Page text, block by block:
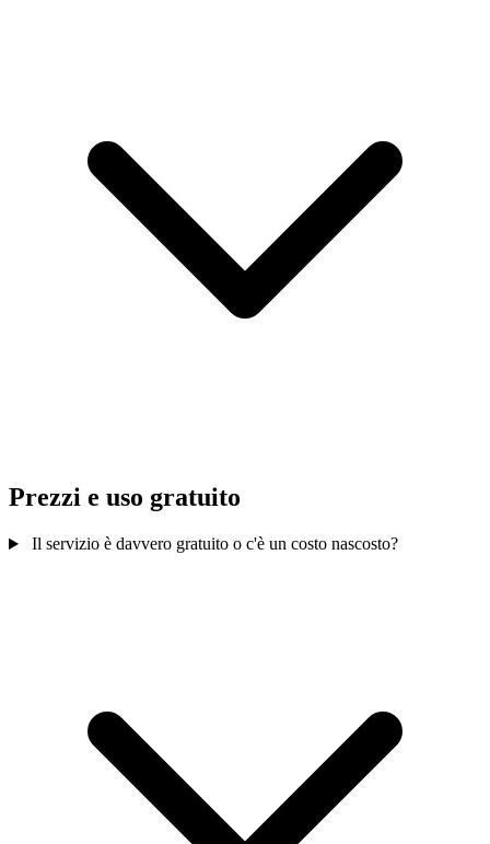
Prezzi e uso gratuito
Il servizio è davvero gratuito o c'è un costo nascosto?